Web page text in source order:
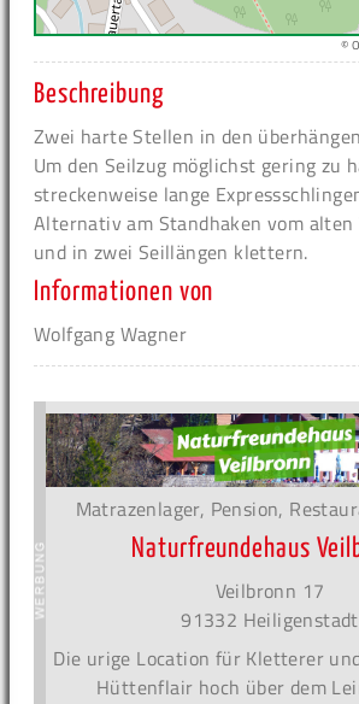
©
Beschreibung
Zwei harte Stellen in den
Um den Seilzug möglichst gering zu
streckenweise lange
Alternativ am Standhaken vom alten
und in zwei Seillängen klettern.
Informationen von
Wolfgang Wagner
Matrazenlager, Pension,
Naturfreundehaus
Veilbronn 17
91332 Heiligenstadt
Die urige Location für Kletterer
Hüttenflair hoch über dem